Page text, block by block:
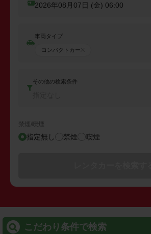
2026年08月07日 (金) 06:00
車両タイプ
コンパクトカー
その他の検索条件
禁煙/喫煙
指定無し 禁煙 喫煙
こだわり条件で検索